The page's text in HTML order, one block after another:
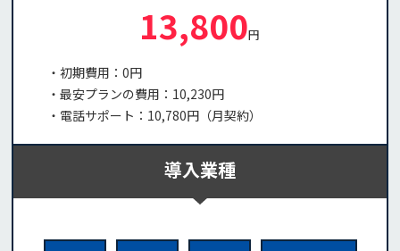
13,800円
・初期費用：0円
・最安プランの費用：10,230円
・電話サポート：10,780円（月契約）
導入業種